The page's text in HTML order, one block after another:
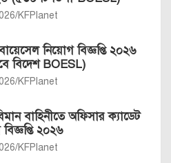
KFPlanet
নিয়োগ বিজ্ঞপ্তি ২০২৬
বিদেশ BOESL)
KFPlanet
বাহিনীতে অফিসার ক্যাডেট
২০২৬
KFPlanet